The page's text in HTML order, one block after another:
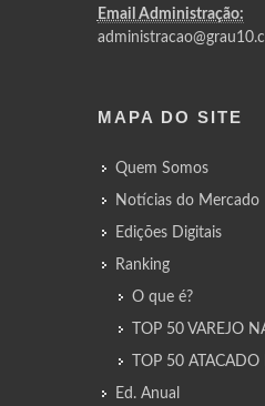
Email Administração:
MAPA DO SITE
Quem Somos
Notícias do Mercado
Edições Digitais
Ranking
O que é?
TOP 50 VAREJO
TOP 50
Ed. Anual